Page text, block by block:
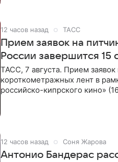
12 часов назад ТАСС
Прием заявок на
России завершится 15
ТАСС, 7 августа. Прием
короткометражных лент в
российско-кипрского кино»
12 часов назад Соня Жарова
Антонио Бандерас